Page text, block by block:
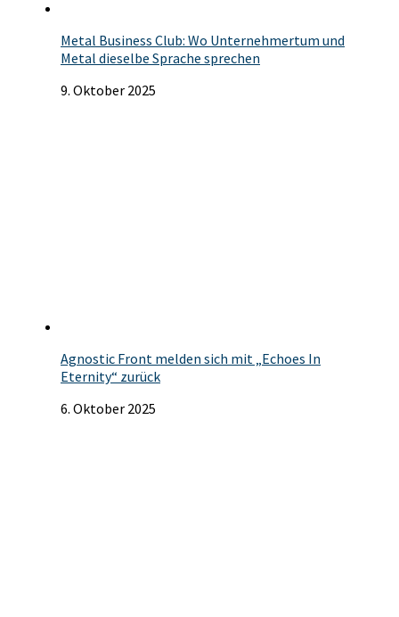
Metal Business Club: Wo Unternehmertum und
Metal dieselbe Sprache sprechen
9. Oktober 2025
Agnostic Front melden sich mit „Echoes In
Eternity“ zurück
6. Oktober 2025